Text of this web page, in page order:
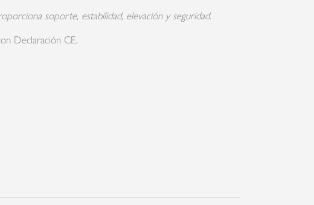
soporte, estabilidad, elevación y seguridad.
Declaración CE.